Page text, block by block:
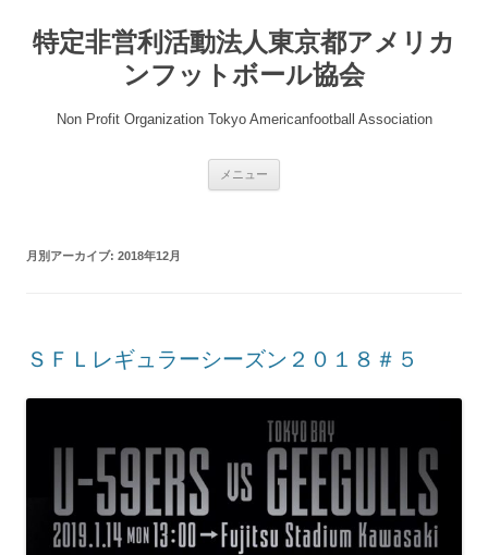
テ
ン
特定非営利活動法人東京都アメリカ
ンフットボール協会
Non Profit Organization Tokyo Americanfootball Association
メニュー
月別アーカイブ: 2018年12月
ＳＦＬレギュラーシーズン２０１８＃５